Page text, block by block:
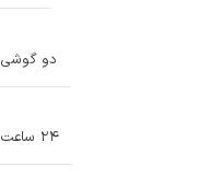
دو گوشی
۲۴ ساعت